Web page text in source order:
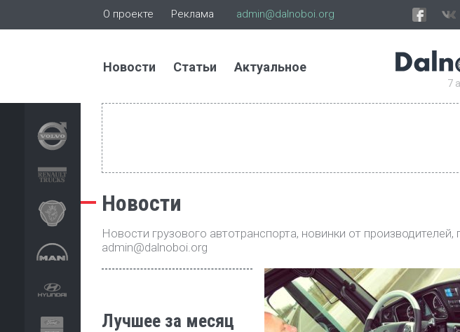
О проекте Реклама admin@dalnoboi.org
Новости Статьи Актуальное
7
Новости
Новости грузового автотранспорта, новинки от
admin@dalnoboi.org
Лучшее за месяц